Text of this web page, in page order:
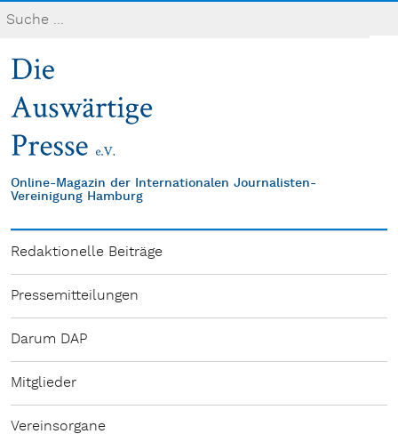
Online-Magazin der Internationalen Journalisten-
Vereinigung Hamburg
Redaktionelle Beiträge
Pressemitteilungen
Darum DAP
Mitglieder
Vereinsorgane